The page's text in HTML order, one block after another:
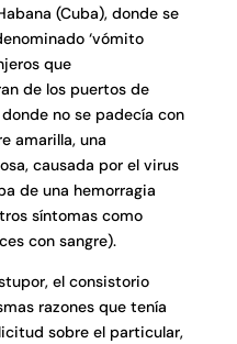
(Cuba), donde se
‘vómito
que
de los puertos de
no se padecía con
amarilla, una
causada por el virus
de una hemorragia
síntomas como
con sangre).
el consistorio
razones que tenía
sobre el particular,